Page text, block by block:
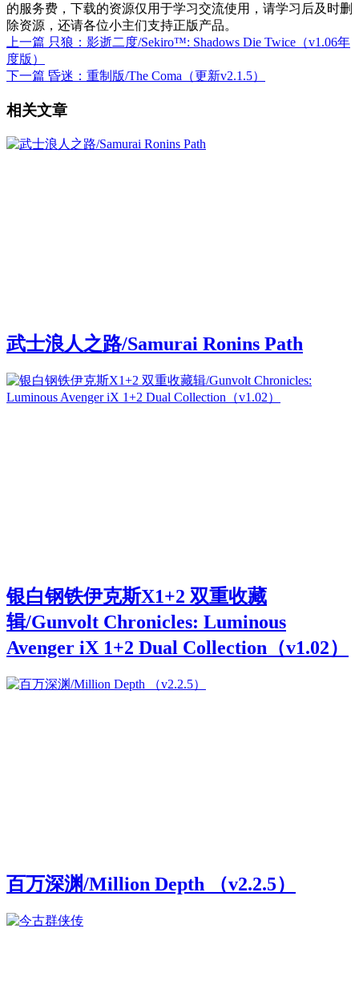
的服务费，下载的资源仅用于学习交流使用，请学习后及时删
除资源，还请各位小主们支持正版产品。
上一篇 只狼：影逝二度/Sekiro™: Shadows Die Twice（v1.06年
度版）
下一篇 昏迷：重制版/The Coma（更新v2.1.5）
相关文章
武士浪人之路/Samurai Ronins Path
银白钢铁伊克斯X1+2 双重收藏
辑/Gunvolt Chronicles: Luminous
Avenger iX 1+2 Dual Collection（v1.02）
百万深渊/Million Depth （v2.2.5）